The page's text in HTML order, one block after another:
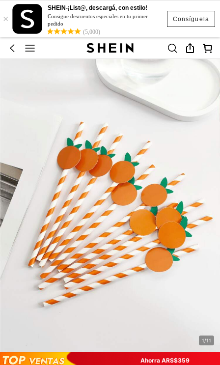
Consíguela
×
SHEIN-¡List@, descargá, con estilo!
Consigue descuentos especiales en tu primer
pedido
(5,000)
1/11
Ahorra ARS$359